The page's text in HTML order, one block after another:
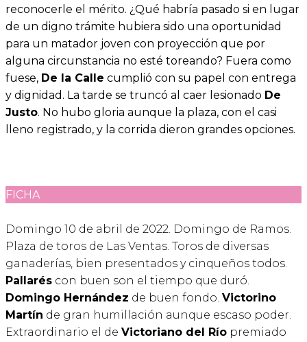
reconocerle el mérito. ¿Qué habría pasado si en lugar
de un digno trámite hubiera sido una oportunidad
para un matador joven con proyección que por
alguna circunstancia no esté toreando? Fuera como
fuese, De la Calle cumplió con su papel con entrega
y dignidad. La tarde se truncó al caer lesionado De
Justo. No hubo gloria aunque la plaza, con el casi
lleno registrado, y la corrida dieron grandes opciones.
FICHA
Domingo 10 de abril de 2022. Domingo de Ramos.
Plaza de toros de Las Ventas. Toros de diversas
ganaderías, bien presentados y cinqueños todos.
Pallarés con buen son el tiempo que duró.
Domingo Hernández de buen fondo. Victorino
Martín de gran humillación aunque escaso poder.
Extraordinario el de Victoriano del Río premiado